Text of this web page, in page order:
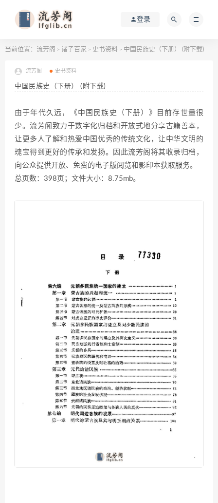
登录
当前位置： 流芳阁 > 诸子百家 > 史书资料 > 中国民族史（下册） (附下载)
流芳阁 史书资料
中国民族史（下册） (附下载)
由于年代久远，《中国民族史（下册）》目前存世量很
少。流芳阁致力于数字化归档和开放式地分享古籍善本，
让更多人了解和热爱中国优秀的传统文化，让中华文明的
瑰宝得到更好的传承和发扬。因此流芳阁将其收录归档，
向公众提供开放、免费的电子版阅览和影印本获取服务。
总页数：398页；文件大小：8.75mb。